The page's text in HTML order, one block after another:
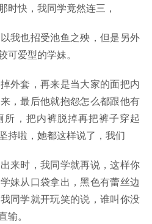
时快，我同学竟然连三，
我也招受池鱼之殃，但是另外
爱型的学妹。
外套，再来是当大家的面把内
，最后他就抱怨怎么都跟他有
，把内裤脱掉再把裤子穿起
持啦，她都这样说了，我们
来时，我同学就再说，这样你
妹从口袋拿出，黑色有蕾丝边
同学就开玩笑的说，谁叫你没
。